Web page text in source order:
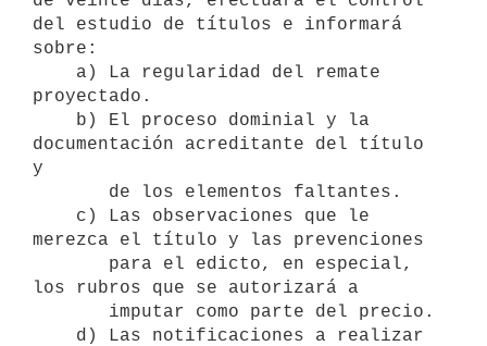
del estudio de títulos e informará
sobre:
proyectado.
documentación acreditante del título
y
merezca el título y las prevenciones
los rubros que se autorizará a